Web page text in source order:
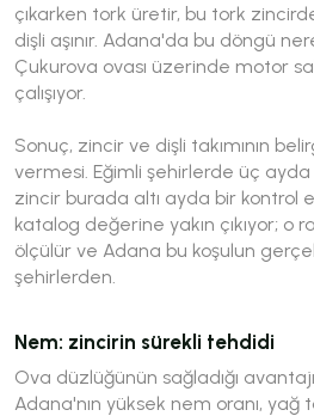
çıkarken tork üretir, bu tork
dişli aşınır. Adana'da bu döngü
Çukurova ovası üzerinde motor
çalışıyor.
Sonuç, zincir ve dişli takımının
vermesi. Eğimli şehirlerde üç
zincir burada altı ayda bir kontrol
katalog değerine yakın çıkıyor; o
ölçülür ve Adana bu koşulun
şehirlerden.
Nem: zincirin sürekli tehdidi
Ova düzlüğünün sağladığı
Adana'nın yüksek nem oranı, yağ